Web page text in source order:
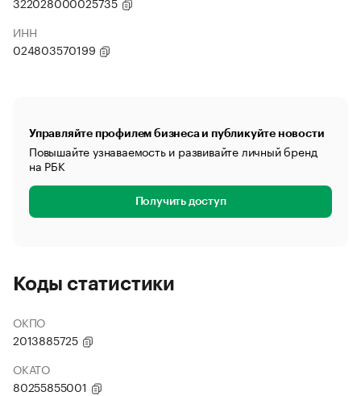
ИНН
024803570199
Управляйте профилем бизнеса и публикуйте новости
Повышайте узнаваемость и развивайте личный бренд
на РБК
Получить доступ
Коды статистики
ОКПО
2013885725
ОКАТО
80255855001